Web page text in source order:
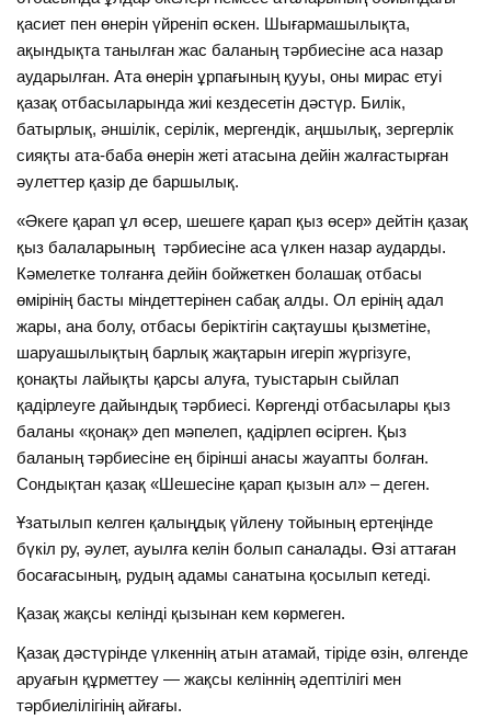
қасиет пен өнерін үйреніп өскен. Шығармашылықта,
ақындықта танылған жас баланың тәрбиесіне аса назар
аударылған. Ата өнерін ұрпағының қууы, оны мирас етуі
қазақ отбасыларында жиі кездесетін дәстүр. Билік,
батырлық, әншілік, серілік, мергендік, аңшылық, зергерлік
сияқты ата-баба өнерін жеті атасына дейін жалғастырған
әулеттер қазір де баршылық.
«Әкеге қарап ұл өсер, шешеге қарап қыз өсер» дейтін қазақ
қыз балаларының тәрбиесіне аса үлкен назар аударды.
Кәмелетке толғанға дейін бойжеткен болашақ отбасы
өмірінің басты міндеттерінен сабақ алды. Ол ерінің адал
жары, ана болу, отбасы беріктігін сақтаушы қызметіне,
шаруашылықтың барлық жақтарын игеріп жүргізуге,
қонақты лайықты қарсы алуға, туыстарын сыйлап
қадірлеуге дайындық тәрбиесі. Көргенді отбасылары қыз
баланы «қонақ» деп мәпелеп, қадірлеп өсірген. Қыз
баланың тәрбиесіне ең бірінші анасы жауапты болған.
Сондықтан қазақ «Шешесіне қарап қызын ал» – деген.
Ұзатылып келген қалыңдық үйлену тойының ертеңінде
бүкіл ру, әулет, ауылға келін болып саналады. Өзі аттаған
босағасының, рудың адамы санатына қосылып кетеді.
Қазақ жақсы келінді қызынан кем көрмеген.
Қазақ дәстүрінде үлкеннің атын атамай, тіріде өзін, өлгенде
аруағын құрметтеу — жақсы келіннің әдептілігі мен
тәрбиелілігінің айғағы.